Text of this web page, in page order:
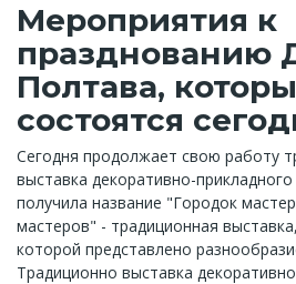
Мероприятия к
празднованию
Полтава,
состоятся
Сегодня продолжает свою работу
выставка декоративно-прикладного
получила название "Городок
мастеров" - традиционная
которой представлено
Традиционно выставка